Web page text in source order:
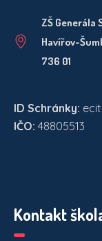
ZŠ Generála
Havířov-
736 01
ID Schránky:
IČO: 48805513
Kontakt